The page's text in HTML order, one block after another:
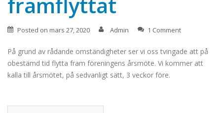
Posted on mars 27, 2020 Admin 1 Comment
På grund av rådande omständigheter ser vi oss tvingade att på
obestämd tid flytta fram föreningens årsmöte. Vi kommer att
kalla till årsmötet, på sedvanligt sätt, 3 veckor före.